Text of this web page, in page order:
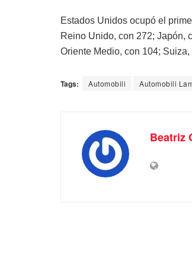
Estados Unidos ocupó el
Reino Unido, con 272; Japón,
Oriente Medio, con 104;
Tags: Automobili Automobili
Beatriz